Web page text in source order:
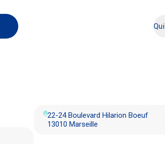
22-24 Boulevard Hilarion Boeuf
13010 Marseille